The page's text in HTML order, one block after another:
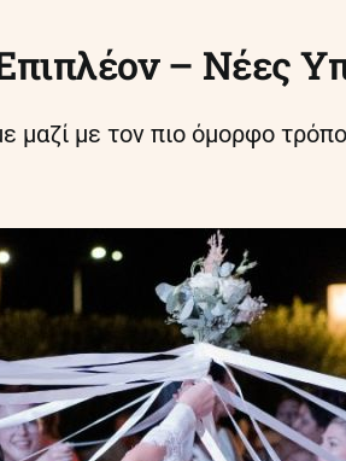
– Νέες
μαζί με τον πιο όμορφο